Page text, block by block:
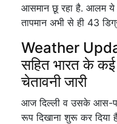
आसमान छू रहा है. आलम ये है
तापमान अभी से ही 43
Weather
सहित भारत के कई
चेतावनी जारी
आज दिल्ली व उसके आस-
रूप दिखाना शुरू कर